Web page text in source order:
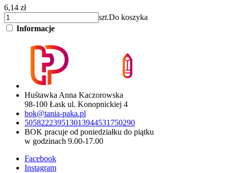
6,14 zł
szt.Do koszyka
Informacje
Huśtawka Anna Kaczorowska
98-100 Łask ul. Konopnickiej 4
bok@tania-paka.pl
505822239513013944531750290
BOK pracuje od poniedziałku do piątku
w godzinach 9.00-17.00
Facebook
Instagram